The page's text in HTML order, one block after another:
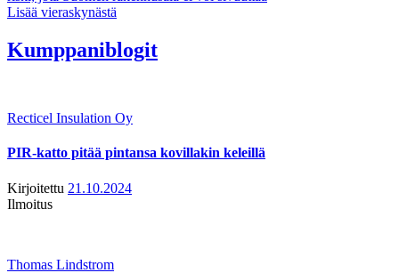
Lisää vieraskynästä
Kumppaniblogit
Recticel Insulation Oy
PIR-katto pitää pintansa kovillakin keleillä
Kirjoitettu 21.10.2024
Ilmoitus
Thomas Lindstrom